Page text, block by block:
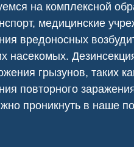
на комплексной
, медицинские
вредоносных
насекомых.
грызунов,
повторного
проникнуть в наше